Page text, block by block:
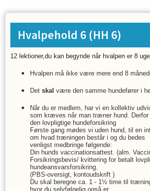
Hvalpehold 6 (HH 6)
12 lektioner,du kan begynde når hvalpen er 8
Hvalpen må ikke være mere end 8
Det skal være den samme hundefører i
Når du er medlem, har vi en kollektiv
som kræves når man træner hund. Derfor
den lovpligtige hundeforsikring
Første gang mødes vi uden hund, til en
om hvad træningen består i og du bedes
venligst medbringe følgende:
Din hunds vaccinationsattest. (alm.
Forsikringsbevis/ kvittering for betalt
hundeansvarsforsikring.
(PBS-oversigt, kontoudskrift )
Du skal beregne ca. 1 - 1½ time til
hvor du selvfølgelig også er